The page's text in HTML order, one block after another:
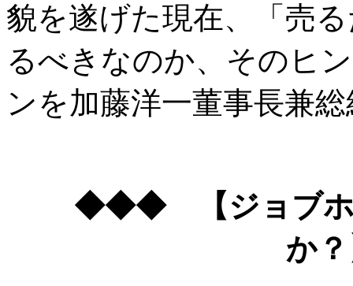
貌を遂げた現在、「売
るべきなのか、そのヒ
ンを加藤洋一董事長兼
◆◆◆ 【ジョブホ
か